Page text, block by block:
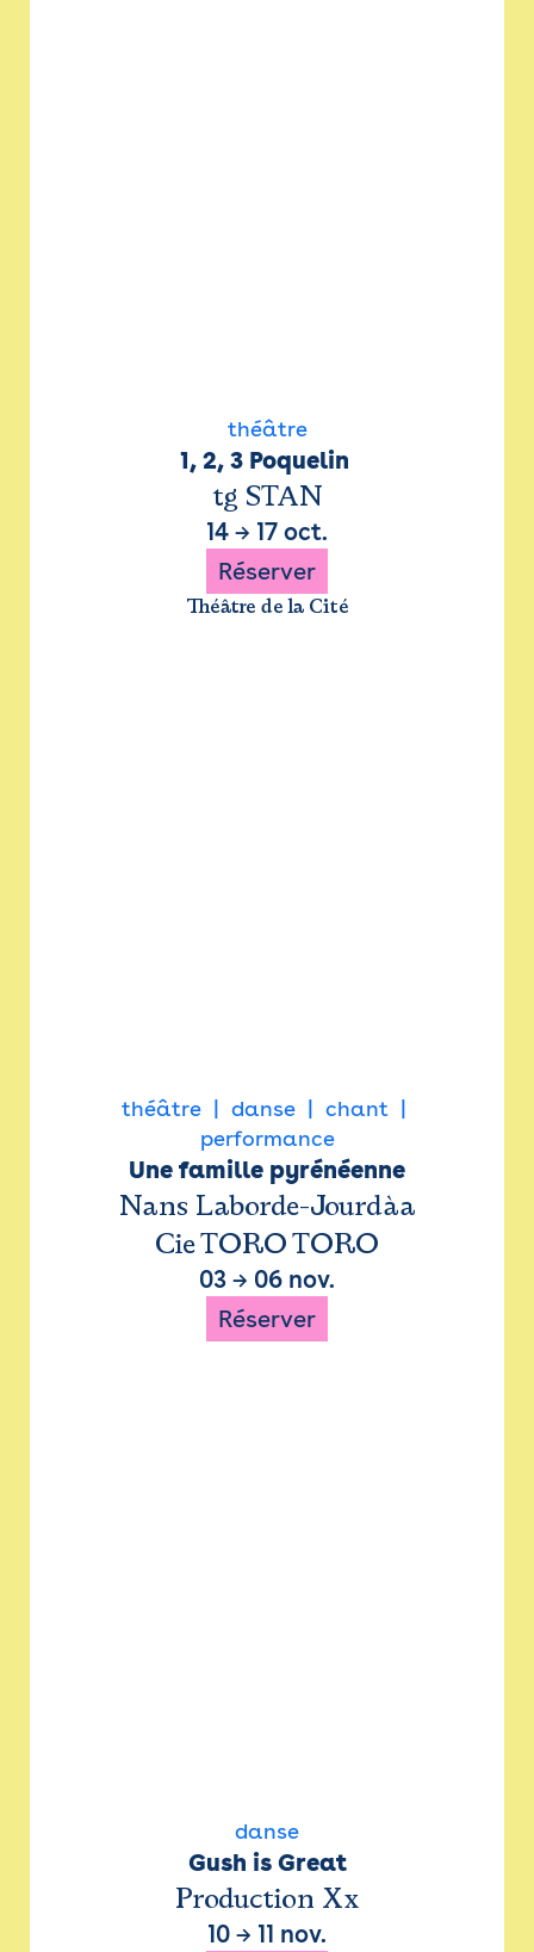
théâtre
1, 2, 3 Poquelin
tg STAN
14 → 17 oct.
Réserver
Théâtre de la Cité
théâtre danse
chant
performance
Une famille pyrénéenne
Nans Laborde-Jourdàa
Cie TORO TORO
03 → 06 nov.
Réserver
danse
Gush is Great
Production Xx
10 → 11 nov.